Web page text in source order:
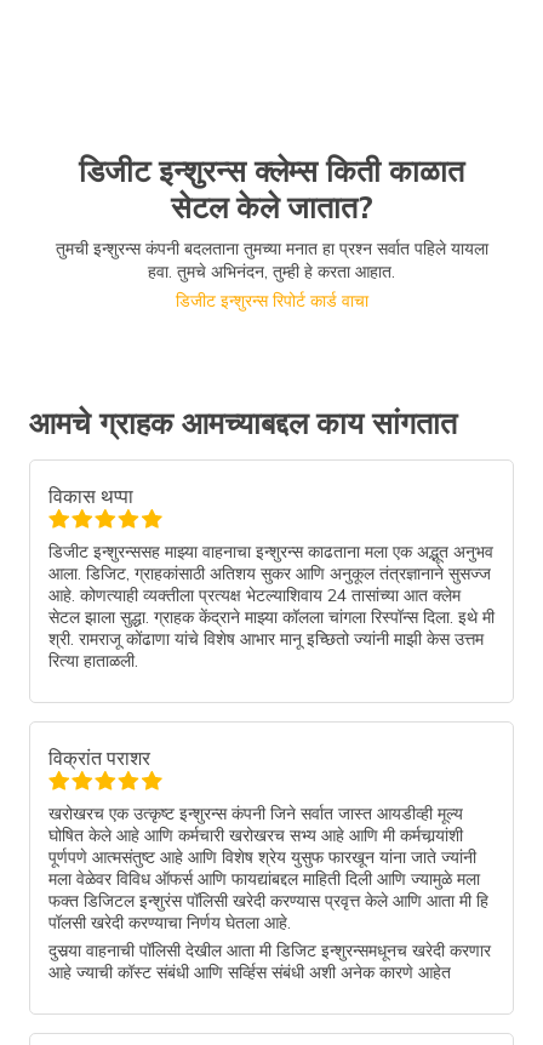
डिजीट इन्शुरन्स क्लेम्स किती काळात
सेटल केले जातात?
तुमची इन्शुरन्स कंपनी बदलताना तुमच्या मनात हा प्रश्न सर्वात पहिले यायला
हवा. तुमचे अभिनंदन, तुम्ही हे करता आहात.
डिजीट इन्शुरन्स रिपोर्ट कार्ड वाचा
आमचे ग्राहक आमच्याबद्दल काय सांगतात
विकास थप्पा
डिजीट इन्शुरन्ससह माझ्या वाहनाचा इन्शुरन्स काढताना मला एक अद्भूत अनुभव
आला. डिजिट, ग्राहकांसाठी अतिशय सुकर आणि अनुकूल तंत्रज्ञानाने सुसज्ज
आहे. कोणत्याही व्यक्तीला प्रत्यक्ष भेटल्याशिवाय 24 तासांच्या आत क्लेम
सेटल झाला सुद्धा. ग्राहक केंद्राने माझ्या कॉलला चांगला रिस्पॉन्स दिला. इथे मी
श्री. रामराजू कोंढाणा यांचे विशेष आभार मानू इच्छितो ज्यांनी माझी केस उत्तम
रित्या हाताळली.
विक्रांत पराशर
खरोखरच एक उत्कृष्ट इन्शुरन्स कंपनी जिने सर्वात जास्त आयडीव्ही मूल्य
घोषित केले आहे आणि कर्मचारी खरोखरच सभ्य आहे आणि मी कर्मचार्‍यांशी
पूर्णपणे आत्मसंतुष्ट आहे आणि विशेष श्रेय युसुफ फारखून यांना जाते ज्यांनी
मला वेळेवर विविध ऑफर्स आणि फायद्यांबद्दल माहिती दिली आणि ज्यामुळे मला
फक्त डिजिटल इन्शुरंस पॉलिसी खरेदी करण्यास प्रवृत्त केले आणि आता मी हि
पॉलसी खरेदी करण्याचा निर्णय घेतला आहे.
दुसर्‍या वाहनाची पॉलिसी देखील आता मी डिजिट इन्शुरन्समधूनच खरेदी करणार
आहे ज्याची कॉस्ट संबंधी आणि सर्व्हिस संबंधी अशी अनेक कारणे आहेत